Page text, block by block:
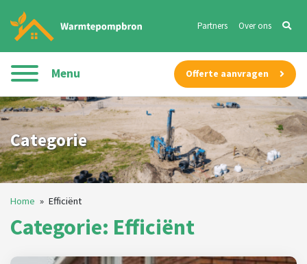
Partners Over ons
Menu Offerte aanvragen
Categorie
Home » Efficiënt
Categorie: Efficiënt